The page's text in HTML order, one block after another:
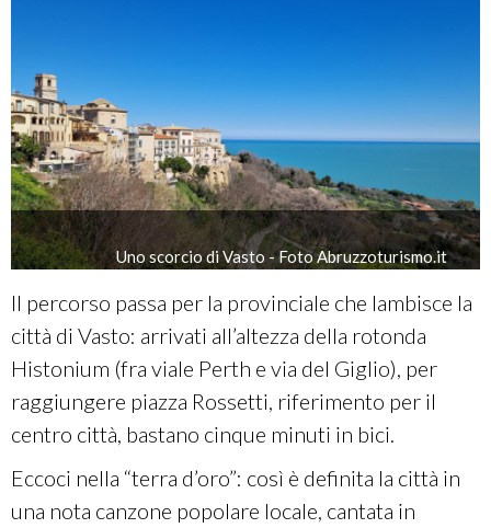
Uno scorcio di Vasto - Foto Abruzzoturismo.it
Il percorso passa per la provinciale che lambisce la
città di Vasto: arrivati all’altezza della rotonda
Histonium (fra viale Perth e via del Giglio), per
raggiungere piazza Rossetti, riferimento per il
centro città, bastano cinque minuti in bici.
Eccoci nella “terra d’oro”: così è definita la città in
una nota canzone popolare locale, cantata in